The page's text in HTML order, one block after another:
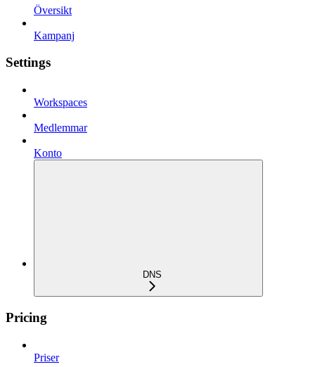
Översikt
Kampanj
Settings
Workspaces
Medlemmar
Konto
DNS
Pricing
Priser